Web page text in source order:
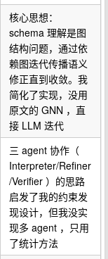
核心思想：
schema 理解是图
结构问题，通过依
赖图迭代传播语义
修正直到收敛。我
简化了实现，没用
原文的 GNN ，直
接 LLM 迭代
三 agent 协作（
Interpreter/Refiner
/Verifier ）的思路
启发了我的约束发
现设计，但我没实
现多 agent ，只用
了统计方法